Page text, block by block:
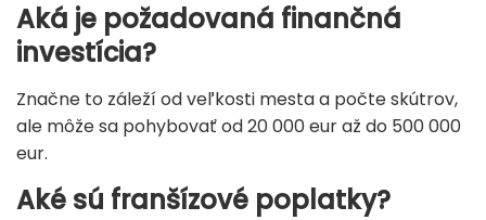
Aká je požadovaná finančná
investícia?
Značne to záleží od veľkosti mesta a počte skútrov,
ale môže sa pohybovať od 20 000 eur až do 500 000
eur.
Aké sú franšízové ​​poplatky?